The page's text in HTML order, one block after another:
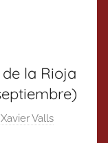
la Rioja
Xavier Valls